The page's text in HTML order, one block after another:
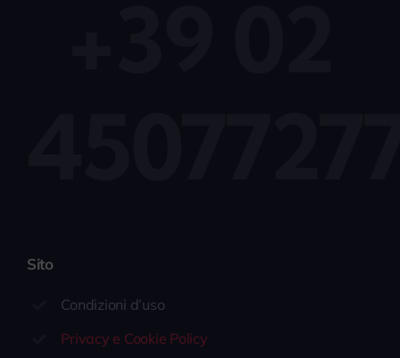
Sito
Condizioni d’uso
Privacy e Cookie Policy